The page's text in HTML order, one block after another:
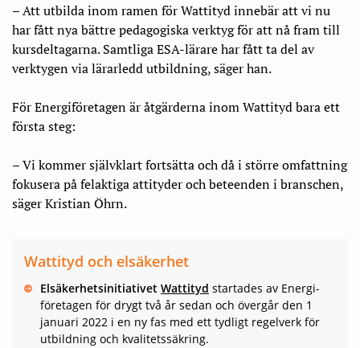
– Att utbilda inom ramen för Wattityd innebär att vi nu
har fått nya bättre pedagogiska verktyg för att nå fram till
kursdeltagarna. Samtliga ESA-lärare har fått ta del av
verktygen via lärarledd utbildning, säger han.
För Energiföretagen är åtgärderna inom Wattityd bara ett
första steg:
– Vi kommer självklart fortsätta och då i större omfattning
fokusera på felaktiga attityder och beteenden i branschen,
säger Kristian Öhrn.
Wattityd och elsäkerhet
Elsäkerhetsinitiativet Wattityd startades av Energi­
företagen för drygt två år sedan och övergår den 1
januari 2022 i en ny fas med ett tydligt regelverk för
utbildning och kvalitetssäkring.